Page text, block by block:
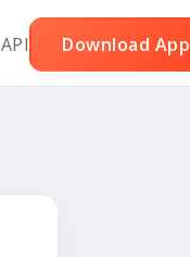
API Download App